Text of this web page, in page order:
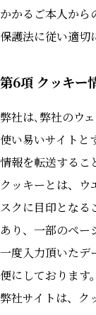
かかるご本⼈から
保護法に従い適切
第6項 クッキー
弊社は､弊社のウ
使い易いサイトと
情報を転送するこ
クッキーとは、ウ
スクに目印となる
あり、一部のペー
一度入力頂いたデ
便にしております。
弊社サイトは、ク